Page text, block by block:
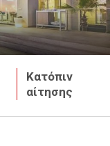
Κατόπιν
αίτησης